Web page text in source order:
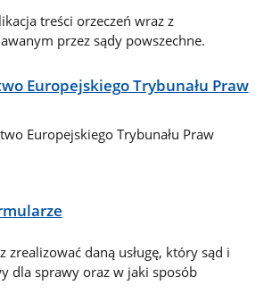
treści orzeczeń wraz z
przez sądy powszechne.
Europejskiego Trybunału Praw
Europejskiego Trybunału Praw
zrealizować daną usługę, który sąd i
dla sprawy oraz w jaki sposób